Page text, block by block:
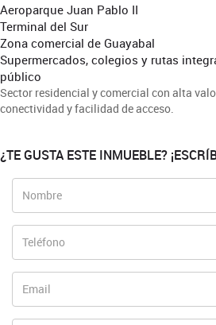
Aeroparque Juan Pablo II
Terminal del Sur
Zona comercial de Guayabal
Supermercados, colegios y rutas
público
Sector residencial y comercial con alta
conectividad y facilidad de acceso.
¿TE GUSTA ESTE INMUEBLE?